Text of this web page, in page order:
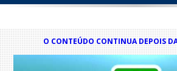
O CONTEÚDO CONTINUA DEPOIS